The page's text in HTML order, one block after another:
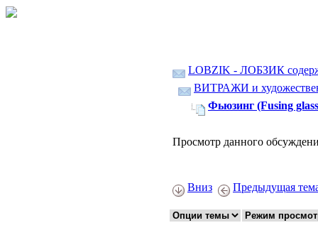
LOBZIK - ЛОБЗИК
ВИТРАЖИ и
Фьюзинг (Fusing
Просмотр данного
Вниз Предыдущая